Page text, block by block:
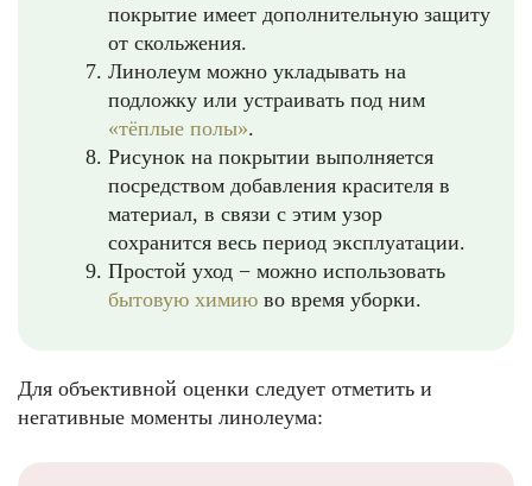
покрытие имеет дополнительную защиту
от скольжения.
Линолеум можно укладывать на
подложку или устраивать под ним
«тёплые полы».
Рисунок на покрытии выполняется
посредством добавления красителя в
материал, в связи с этим узор
сохранится весь период эксплуатации.
Простой уход − можно использовать
бытовую химию во время уборки.
Для объективной оценки следует отметить и
негативные моменты линолеума: